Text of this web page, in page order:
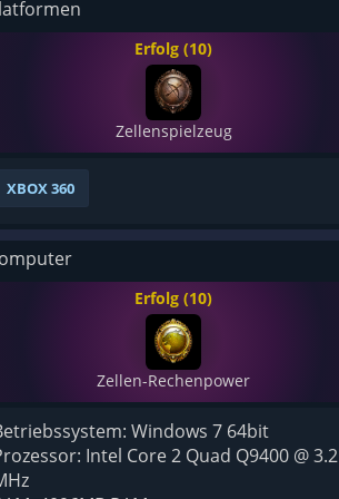
Erfolg (10)
Zellenspielzeug
XBOX 360
Erfolg (10)
Zellen-Rechenpower
Windows 7 64bit
Intel Core 2 Quad Q9400 @ 3.2